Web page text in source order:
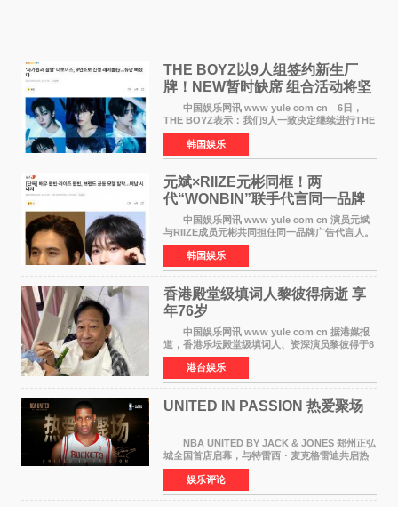
THE BOYZ以9人组签约新生厂
牌！NEW暂时缺席 组合活动将坚
定不移继续
中国娱乐网讯 www yule com cn 6日，
THE BOYZ表示：我们9人一致决定继续进行THE
BOYZ组合活动，并且已经完成了组合团体活动
签约。目前正在新生厂牌下进行活动准备。尚未
离开THE BOYZ原所
韩国娱乐
元斌×RIIZE元彬同框！两
代“WONBIN”联手代言同一品牌
颜值天花板合体
中国娱乐网讯 www yule com cn 演员元斌
与RIIZE成员元彬共同担任同一品牌广告代言人。
6日据独家报道，继演员元斌之后，RIIZE元彬最
近也被选为某在线中介平台A公司的共同广告代言
人，两人将作
韩国娱乐
香港殿堂级填词人黎彼得病逝 享
年76岁​
中国娱乐网讯 www yule com cn 据港媒报
道，香港乐坛殿堂级填词人、资深演员黎彼得于8
月5日上午因病离世，终年76岁。好友钟志光透
露，黎彼得今年3月中风后便卧床休养，身体机能
持续衰退，最
港台娱乐
UNITED IN PASSION 热爱聚场
NBA UNITED BY JACK & JONES 郑州正弘
城全国首店启幕，与特雷西・麦克格雷迪共启热
爱 2026 年7 月21 日，
NBAUNITEDBYJACK&JONES 全国首店，于郑
州正弘城正式启幕。NBA 传奇球星
娱乐评论